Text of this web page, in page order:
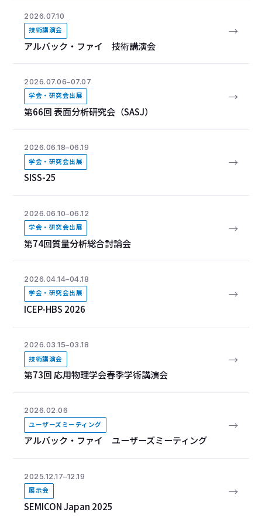
2026.07.10
技術講演会
アルバック・ファイ 技術講演会
→
2026.07.06–07.07
学会・研究会出展
第66回 表面分析研究会（SASJ）
→
2026.06.18–06.19
学会・研究会出展
SISS-25
→
2026.06.10–06.12
学会・研究会出展
第74回質量分析総合討論会
→
2026.04.14–04.18
学会・研究会出展
ICEP-HBS 2026
→
2026.03.15–03.18
技術講演会
第73回 応用物理学会春季学術講演会
→
2026.02.06
ユーザーズミーティング
アルバック・ファイ ユーザーズミーティング
→
2025.12.17–12.19
展示会
SEMICON Japan 2025
→